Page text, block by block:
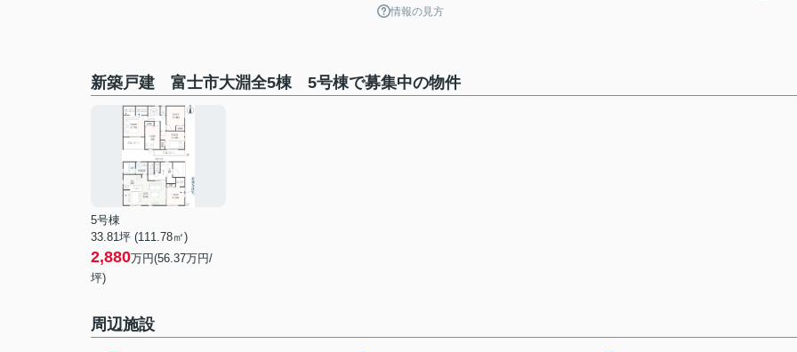
情報の見方
新築戸建 富士市大淵全5棟 5号棟で募集中の物件
5号棟
33.81坪 (111.78㎡)
2,880万円(56.37万円/
坪)
周辺施設